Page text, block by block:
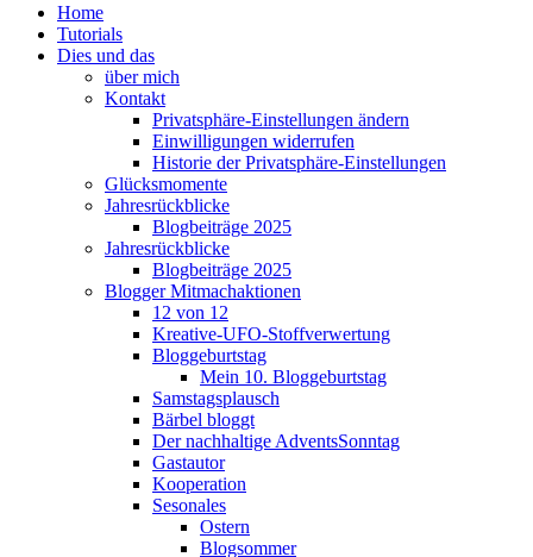
Home
Tutorials
Dies und das
über mich
Kontakt
Privatsphäre-Einstellungen ändern
Einwilligungen widerrufen
Historie der Privatsphäre-Einstellungen
Glücksmomente
Jahresrückblicke
Blogbeiträge 2025
Jahresrückblicke
Blogbeiträge 2025
Blogger Mitmachaktionen
12 von 12
Kreative-UFO-Stoffverwertung
Bloggeburtstag
Mein 10. Bloggeburtstag
Samstagsplausch
Bärbel bloggt
Der nachhaltige AdventsSonntag
Gastautor
Kooperation
Sesonales
Ostern
Blogsommer